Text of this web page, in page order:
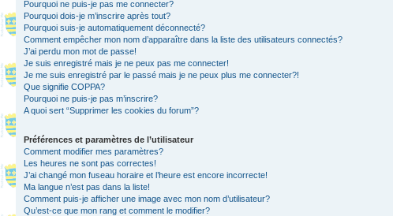
Pourquoi ne puis-je pas me connecter?
Pourquoi dois-je m’inscrire après tout?
Pourquoi suis-je automatiquement déconnecté?
Comment empêcher mon nom d’apparaître dans la liste des utilisateurs connectés?
J’ai perdu mon mot de passe!
Je suis enregistré mais je ne peux pas me connecter!
Je me suis enregistré par le passé mais je ne peux plus me connecter?!
Que signifie COPPA?
Pourquoi ne puis-je pas m’inscrire?
A quoi sert “Supprimer les cookies du forum”?
Préférences et paramètres de l’utilisateur
Comment modifier mes paramètres?
Les heures ne sont pas correctes!
J’ai changé mon fuseau horaire et l’heure est encore incorrecte!
Ma langue n’est pas dans la liste!
Comment puis-je afficher une image avec mon nom d’utilisateur?
Qu’est-ce que mon rang et comment le modifier?